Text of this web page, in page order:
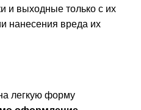
и выходные только с их
нанесения вреда их
легкую форму